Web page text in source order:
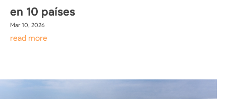
en 10 países
Mar 10, 2026
read more